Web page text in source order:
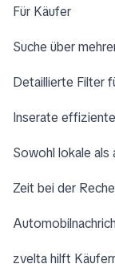
Für Käufer
Suche über
Detaillierte Filter
Inserate
Sowohl lokale als
Zeit bei der
zvelta hilft